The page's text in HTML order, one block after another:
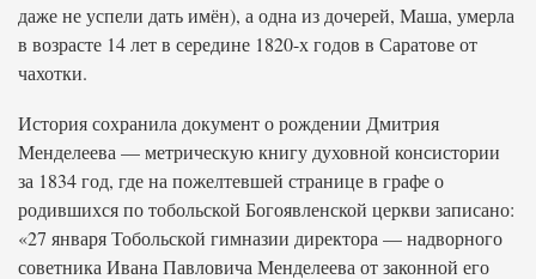
даже не успели дать имён), а одна из дочерей, Маша, умерла
в возрасте 14 лет в середине 1820-х годов в Саратове от
чахотки.
История сохранила документ о рождении Дмитрия
Менделеева — метрическую книгу духовной консистории
за 1834 год, где на пожелтевшей странице в графе о
родившихся по тобольской Богоявленской церкви записано:
«27 января Тобольской гимназии директора — надворного
советника Ивана Павловича Менделеева от законной его